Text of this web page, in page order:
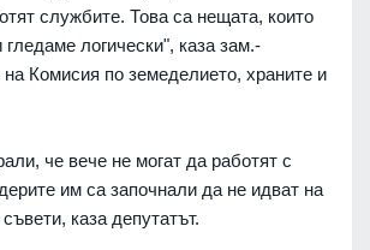
службите. Това са нещата, които
логически", каза зам.-
на Комисия по земеделието, храните и
че вече не могат да работят с
им са започнали да не идват на
каза депутатът.